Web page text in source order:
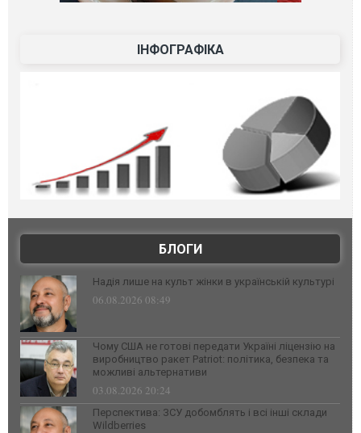
ІНФОГРАФІКА
БЛОГИ
Надія лише на культ жінки в українській культурі
06.08.2026 08:49
Чому США не готові передати Україні ліцензію на
виробництво ракет Patriot: політика, безпека та
можливі альтернативи
03.08.2026 20:24
Перспектива: ЗСУ добомблять і всі інші склади
Wildberries